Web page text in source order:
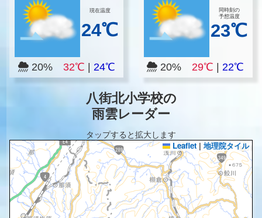
現在温度
24℃
20% 32℃ 24℃
同時刻の
予想温度
23℃
20%29℃ |22℃
八街北小学校の
雨雲レーダー
タップすると拡大します
Leaflet | 地理院タイル